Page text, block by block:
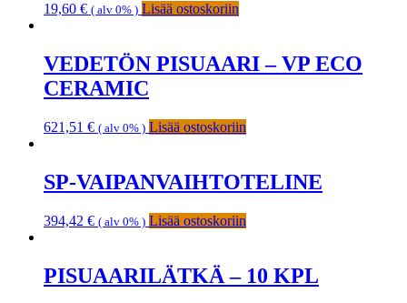
19,60 € ( alv 0% ) Lisää ostoskoriin
VEDETÖN PISUAARI – VP ECO
CERAMIC
621,51 € ( alv 0% ) Lisää ostoskoriin
SP-VAIPANVAIHTOTELINE
394,42 € ( alv 0% ) Lisää ostoskoriin
PISUAARILÄTKÄ – 10 KPL